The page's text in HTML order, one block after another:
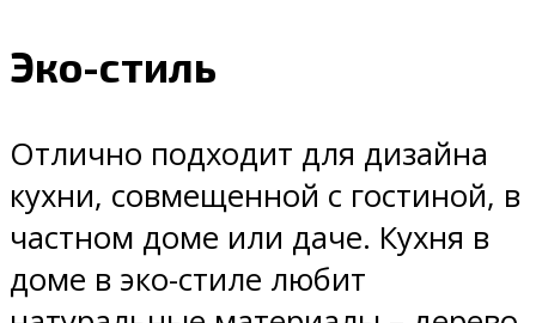
Эко-стиль
Отлично подходит для дизайна
кухни, совмещенной с гостиной, в
частном доме или даче. Кухня в
доме в эко-стиле любит